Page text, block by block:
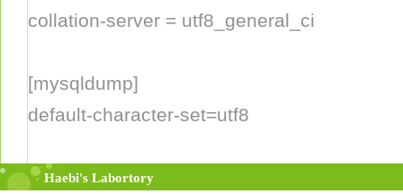
Haebi's Labortory
Home Tag
collation-server = utf8_general_ci
[mysqldump]
default-character-set=utf8
[mysql]